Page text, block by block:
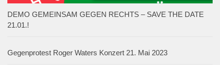
DEMO GEMEINSAM GEGEN RECHTS – SAVE THE DATE
21.01.!
Gegenprotest Roger Waters Konzert 21. Mai 2023